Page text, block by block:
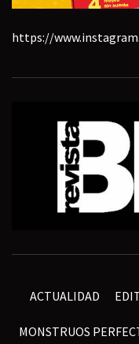
https://
ACTUALIDAD
MONSTRUOS